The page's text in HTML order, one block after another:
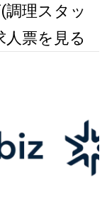
調理スタッ
票を見る